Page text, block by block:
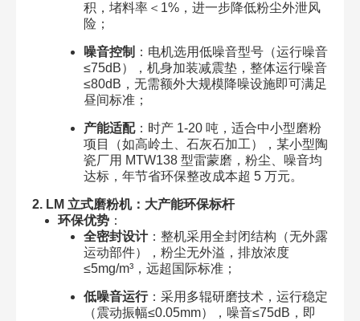
积，堵料率＜1%，进一步降低粉尘外泄风
险；
噪音控制 ：电机选用低噪音型号（运行噪音
≤75dB），机身加装减震垫，整体运行噪音
≤80dB，无需额外大规模降噪设施即可满足
昼间标准；
产能适配：时产 1-20 吨，适合中小型磨粉
项目（如高岭土、石灰石加工），某小型陶
瓷厂用 MTW138 型雷蒙磨，粉尘、噪音均
达标，年节省环保整改成本超 5 万元。
2. LM 立式磨粉机：大产能环保标杆
环保优势：
全密封设计：整机采用全封闭结构（无外露
运动部件），粉尘无外溢，排放浓度
≤5mg/m³，远超国际标准；
低噪音运行：采用多辊研磨技术，运行稳定
（震动振幅≤0.05mm），噪音≤75dB，即